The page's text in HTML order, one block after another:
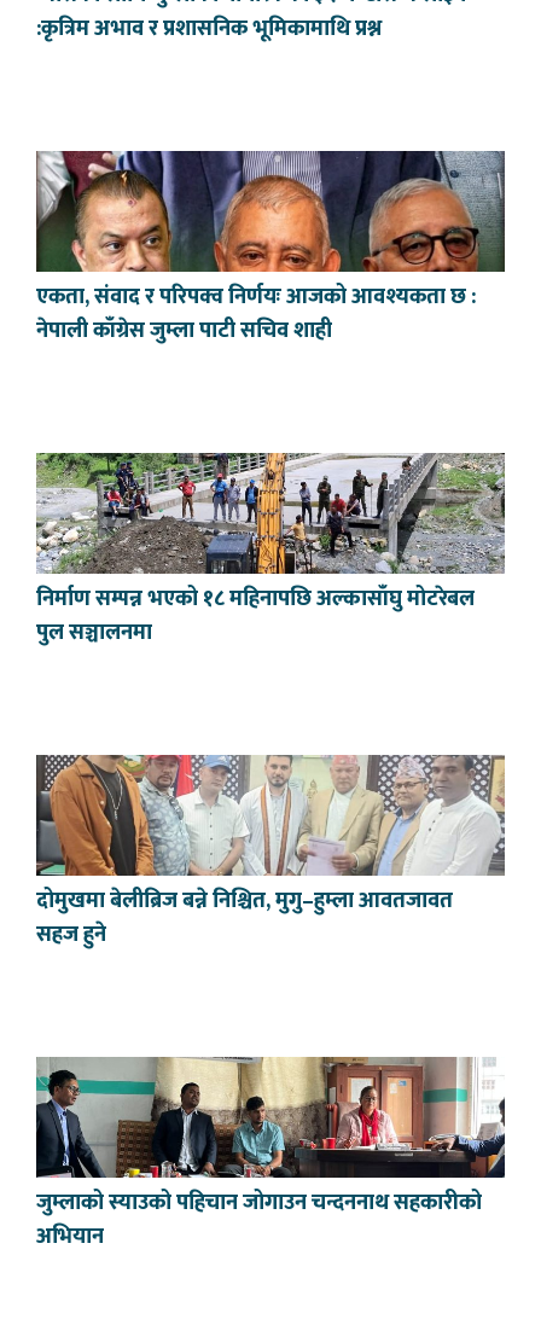
:कृत्रिम अभाव र प्रशासनिक भूमिकामाथि प्रश्न
एकता, संवाद र परिपक्व निर्णयः आजको आवश्यकता छ :
नेपाली काँग्रेस जुम्ला पाटी सचिव शाही
निर्माण सम्पन्न भएको १८ महिनापछि अल्कासाँघु मोटरेबल
पुल सञ्चालनमा
दोमुखमा बेलीब्रिज बन्ने निश्चित, मुगु–हुम्ला आवतजावत
सहज हुने
जुम्लाको स्याउको पहिचान जोगाउन चन्दननाथ सहकारीको
अभियान